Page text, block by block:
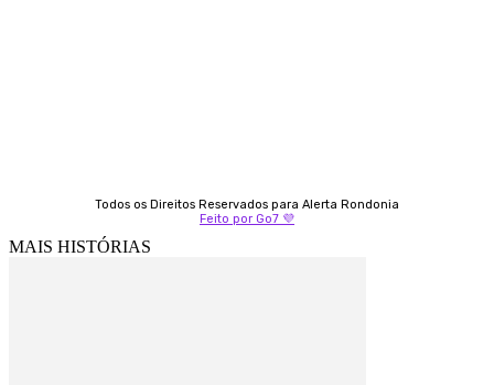
Todos os Direitos Reservados para Alerta Rondonia
Feito por Go7 💜
MAIS HISTÓRIAS